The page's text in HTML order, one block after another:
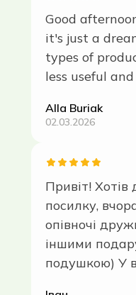
Good
it's just a
types of
less useful
Alla Buriak
02.03.2026
Привіт!
посилку,
опівночі
іншими
подушкою) У